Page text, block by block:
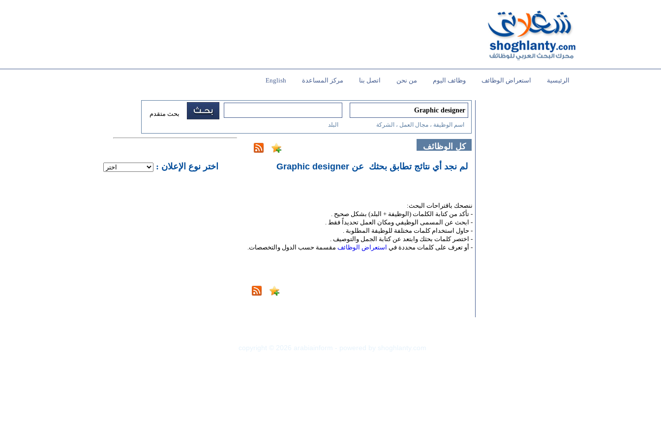
الرئيسية استعراض الوظائف وظائف اليوم من نحن اتصل بنا مركز المساعدة English
اسم الوظيفة ، مجال العمل ، الشركة البلد
بحث متقدم
كل الوظائف
: اختر نوع الإعلان لم نجد أي نتائج تطابق بحثك عن Graphic designer
ننصحك باقتراحات البحث:
- تأكد من كتابة الكلمات (الوظيفة + البلد) بشكل صحيح .
- ابحث عن المسمى الوظيفي ومكان العمل تحديداً فقط .
- حاول استخدام كلمات مختلفة للوظيفة المطلوبة .
- اختصر كلمات بحثك وابتعد عن كتابة الجمل والتوصيف .
- أو تعرف على كلمات محددة في استعراض الوظائفمقسمة حسب الدول والتخصصات.
copyright © 2026 arabiainform - powered by shoghlanty.com